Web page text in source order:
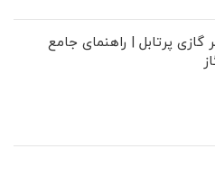
گازی پرتابل | راهنمای جامع